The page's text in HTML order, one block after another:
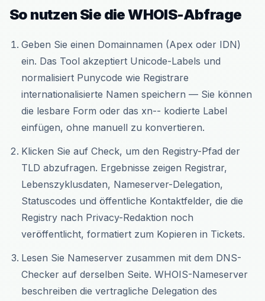
So nutzen Sie die WHOIS-Abfrage
Geben Sie einen Domainnamen (Apex oder IDN)
ein. Das Tool akzeptiert Unicode-Labels und
normalisiert Punycode wie Registrare
internationalisierte Namen speichern — Sie können
die lesbare Form oder das xn-- kodierte Label
einfügen, ohne manuell zu konvertieren.
Klicken Sie auf Check, um den Registry-Pfad der
TLD abzufragen. Ergebnisse zeigen Registrar,
Lebenszyklusdaten, Nameserver-Delegation,
Statuscodes und öffentliche Kontaktfelder, die die
Registry nach Privacy-Redaktion noch
veröffentlicht, formatiert zum Kopieren in Tickets.
Lesen Sie Nameserver zusammen mit dem DNS-
Checker auf derselben Seite. WHOIS-Nameserver
beschreiben die vertragliche Delegation des